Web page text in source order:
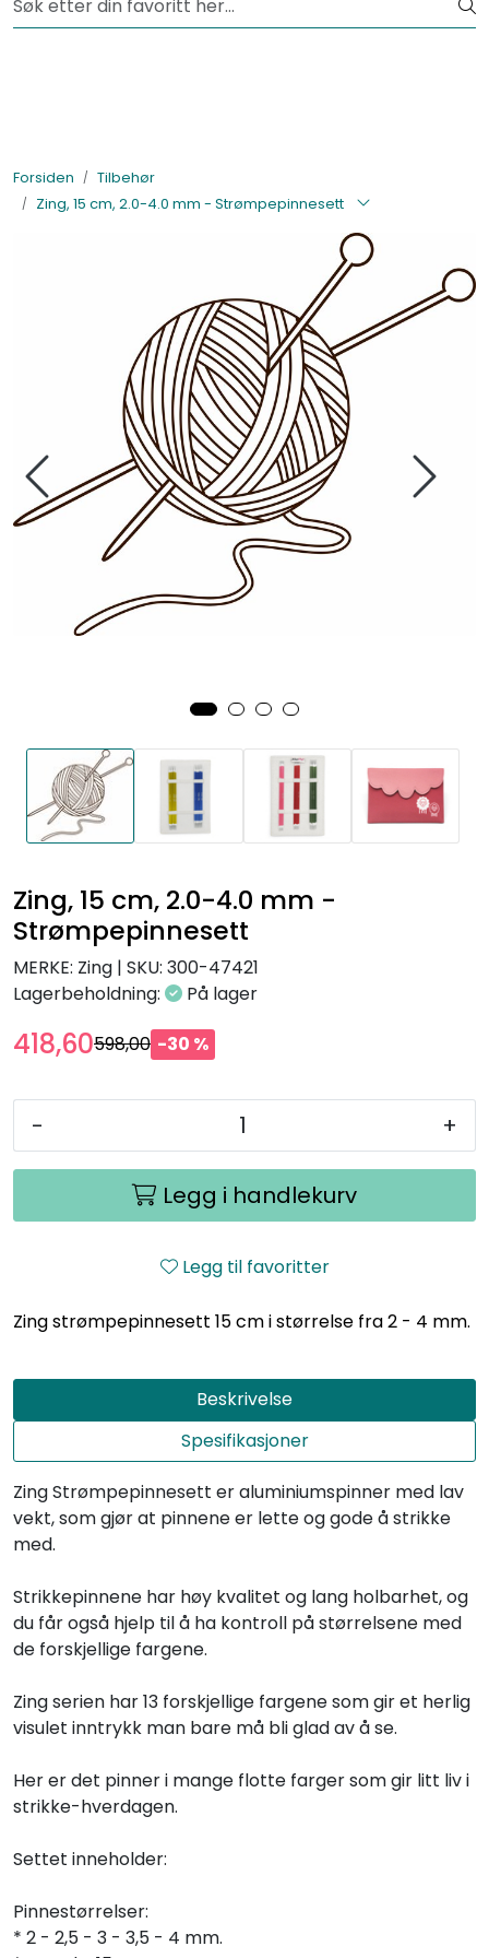
Skip to main contentFri frakt fra kr 1200,-
Forsiden
Tilbehør
Zing, 15 cm, 2.0-4.0 mm - Strømpepinnesett
Zing, 15 cm, 2.0-4.0 mm -
Strømpepinnesett
MERKE: Zing | SKU: 300-47421
Lagerbeholdning:
På lager
418,60598,00 -30 %
- +
Legg i handlekurv
Legg til favoritter
Zing strømpepinnesett 15 cm i størrelse fra 2 - 4 mm.
Beskrivelse
Spesifikasjoner
Zing Strømpepinnesett er aluminiumspinner med lav
vekt, som gjør at pinnene er lette og gode å strikke
med.
Strikkepinnene har høy kvalitet og lang holbarhet, og
du får også hjelp til å ha kontroll på størrelsene med
de forskjellige fargene.
Zing serien har 13 forskjellige fargene som gir et herlig
visulet inntrykk man bare må bli glad av å se.
Her er det pinner i mange flotte farger som gir litt liv i
strikke-hverdagen.
Settet inneholder:
Pinnestørrelser:
* 2 - 2,5 - 3 - 3,5 - 4 mm.
Garn
Kolleksjoner